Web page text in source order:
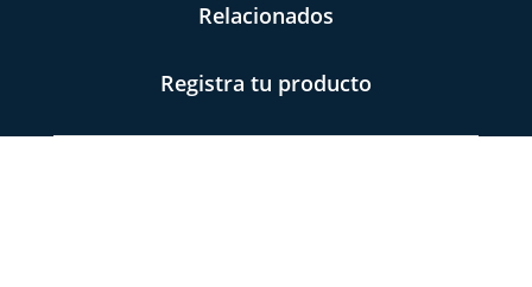
Relacionados
Registra tu producto